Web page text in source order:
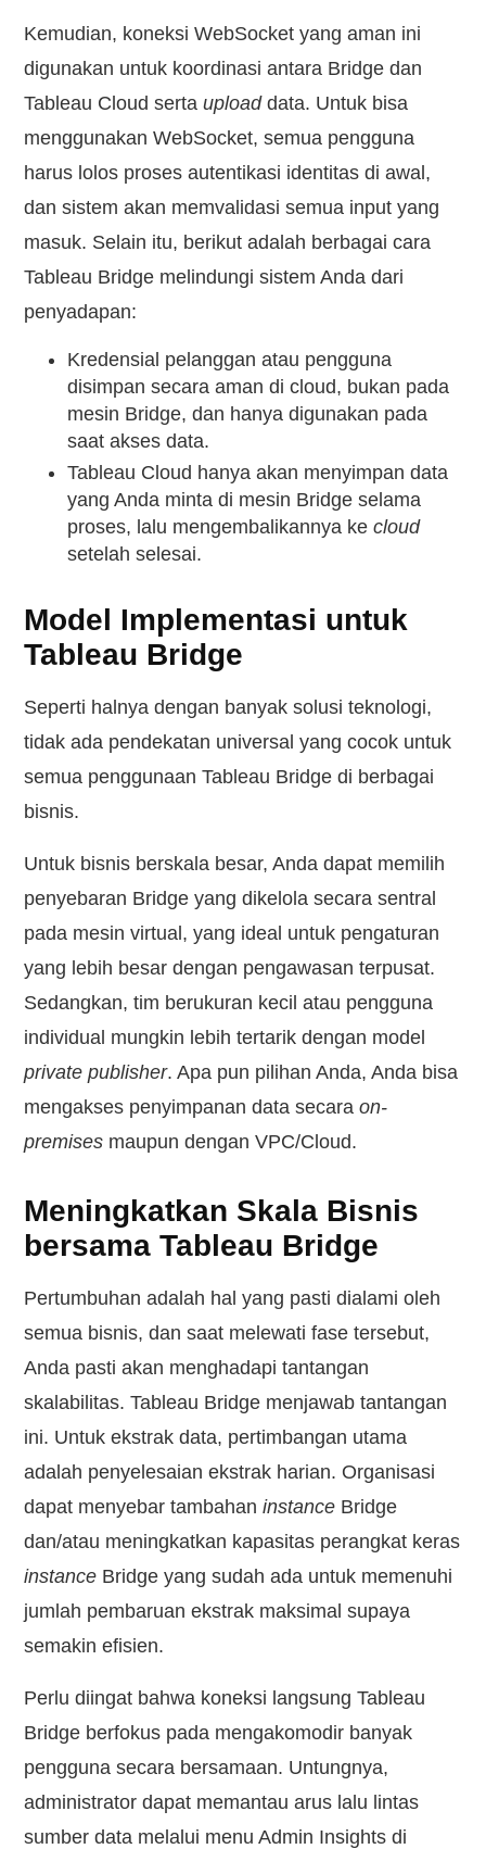
Kemudian, koneksi WebSocket yang aman ini
digunakan untuk koordinasi antara Bridge dan
Tableau Cloud sertauploaddata. Untuk bisa
menggunakan WebSocket, semua pengguna
harus lolos proses autentikasi identitas di awal,
dan sistem akan memvalidasi semua input yang
masuk. Selain itu, berikut adalah berbagai cara
Tableau Bridge melindungi sistem Anda dari
penyadapan:
Kredensial pelanggan atau pengguna
disimpan secara aman di cloud, bukan pada
mesin Bridge, dan hanya digunakan pada
saat akses data.
Tableau Cloud hanya akan menyimpan data
yang Anda minta di mesin Bridge selama
proses, lalu mengembalikannya kecloud
setelah selesai.
Model Implementasi untuk
Tableau Bridge
Seperti halnya dengan banyak solusi teknologi,
tidak ada pendekatan universal yang cocok untuk
semua penggunaan Tableau Bridge di berbagai
bisnis.
Untuk bisnis berskala besar, Anda dapat memilih
penyebaran Bridge yang dikelola secara sentral
pada mesin virtual, yang ideal untuk pengaturan
yang lebih besar dengan pengawasan terpusat.
Sedangkan, tim berukuran kecil atau pengguna
individual mungkin lebih tertarik dengan model
private publisher. Apa pun pilihan Anda, Anda bisa
mengakses penyimpanan data secaraon-
premises maupun dengan VPC/Cloud.
Meningkatkan Skala Bisnis
bersama Tableau Bridge
Pertumbuhan adalah hal yang pasti dialami oleh
semua bisnis, dan saat melewati fase tersebut,
Anda pasti akan menghadapi tantangan
skalabilitas. Tableau Bridge menjawab tantangan
ini. Untuk ekstrak data, pertimbangan utama
adalah penyelesaian ekstrak harian. Organisasi
dapat menyebar tambahan instance Bridge
dan/atau meningkatkan kapasitas perangkat keras
instance Bridge yang sudah ada untuk memenuhi
jumlah pembaruan ekstrak maksimal supaya
semakin efisien.
Perlu diingat bahwa koneksi langsung Tableau
Bridge berfokus pada mengakomodir banyak
pengguna secara bersamaan. Untungnya,
administrator dapat memantau arus lalu lintas
sumber data melalui menu Admin Insights di